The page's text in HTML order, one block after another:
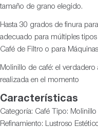
tamaño de grano elegido.
Hasta 30 grados de finura
adecuado para múltiples tipos
Café de Filtro o para
Molinillo de café: el
realizada en el momento
Características
Categoría: Café Tipo:
Refinamiento: Lustroso